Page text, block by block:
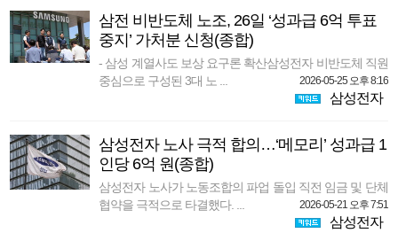
삼전 비반도체 노조, 26일 ‘성과급 6억 투표
중지’ 가처분 신청(종합)
- 삼성 계열사도 보상 요구론 확산삼성전자 비반도체 직원
중심으로 구성된 3대 노 ...
2026-05-25 오후 8:16
삼성전자
삼성전자 노사 극적 합의…‘메모리’ 성과급 1
인당 6억 원(종합)
삼성전자 노사가 노동조합의 파업 돌입 직전 임금 및 단체
협약을 극적으로 타결했다. ...
2026-05-21 오후 7:51
삼성전자